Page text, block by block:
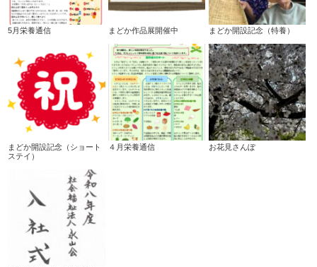
5月栄養通信 まどか作品展開催中 まどか開設記念（特養）
まどか開設記念（ショート
ステイ）
４月栄養通信 お花見さんぽ